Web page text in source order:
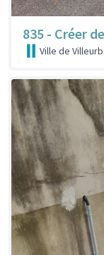
835 - Créer
Ville de